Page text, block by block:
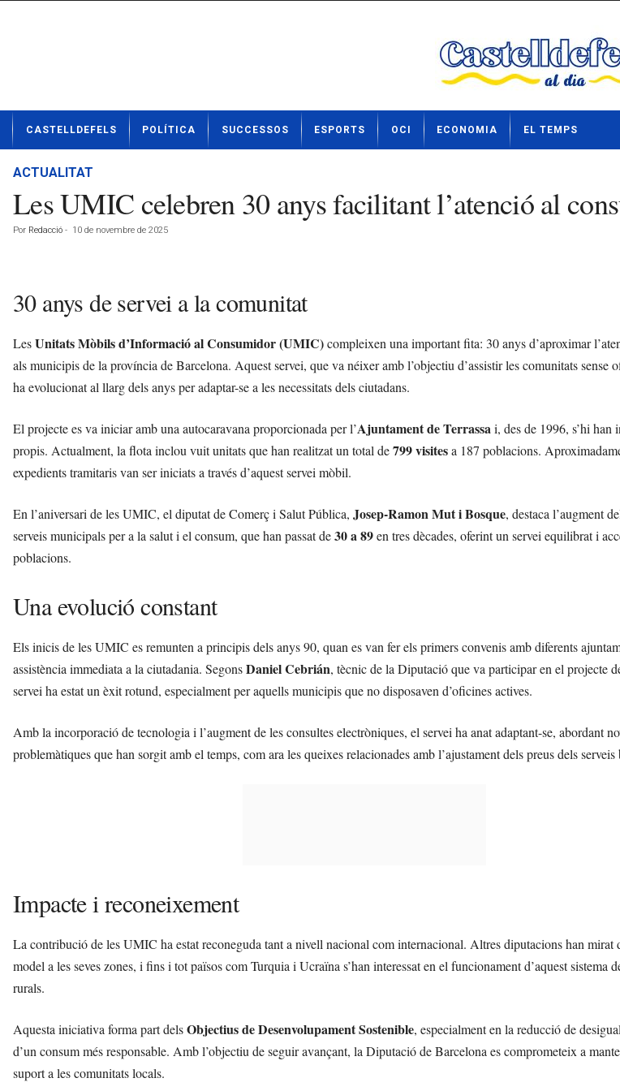
t
CASTELLDEFELS POLÍTICA SUCCESSOS ESPORTS OCI ECONOMIA EL TEMPS
ACTUALITAT
Les UMIC celebren 30 anys facilitant l’atenció al
Por Redacció - 10 de novembre de 2025
30 anys de servei a la comunitat
LesUnitats Mòbils d’Informació al Consumidor (UMIC)compleixen una important fita: 30 anys d’aproximar
als municipis de la província de Barcelona. Aquest servei, que va néixer amb l’objectiu d’assistir les comunitats sense
ha evolucionat al llarg dels anys per adaptar-se a les necessitats dels ciutadans.
El projecte es va iniciar amb una autocaravana proporcionada per l’Ajuntament de Terrassai, des de 1996, s’hi han
propis. Actualment, la flota inclou vuit unitats que han realitzat un total de799 visitesa 187 poblacions.
expedients tramitaris van ser iniciats a través d’aquest servei mòbil.
En l’aniversari de les UMIC, el diputat de Comerç i Salut Pública, Josep-Ramon Mut i Bosque, destaca l’augment
serveis municipals per a la salut i el consum, que han passat de30 a 89en tres dècades, oferint un servei equilibrat i
poblacions.
Una evolució constant
Els inicis de les UMIC es remunten a principis dels anys 90, quan es van fer els primers convenis amb diferents
assistència immediata a la ciutadania. SegonsDaniel Cebrián, tècnic de la Diputació que va participar en el projecte
servei ha estat un èxit rotund, especialment per aquells municipis que no disposaven d’oficines actives.
Amb la incorporació de tecnologia i l’augment de les consultes electròniques, el servei ha anat adaptant-se, abordant
problemàtiques que han sorgit amb el temps, com ara les queixes relacionades amb l’ajustament dels preus dels serveis
Impacte i reconeixement
La contribució de les UMIC ha estat reconeguda tant a nivell nacional com internacional. Altres diputacions han mirat
model a les seves zones, i fins i tot països com Turquia i Ucraïna s’han interessat en el funcionament d’aquest sistema
rurals.
Aquesta iniciativa forma part delsObjectius de Desenvolupament Sostenible, especialment en la reducció de
d’un consum més responsable. Amb l’objectiu de seguir avançant, la Diputació de Barcelona es comprometeix a
suport a les comunitats locals.